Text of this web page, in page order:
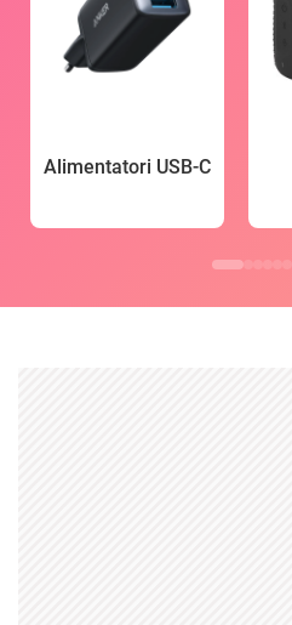
Alimentatori USB-C